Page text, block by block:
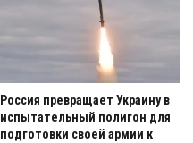
Россия превращает Украину в
испытательный полигон для
подготовки своей армии к